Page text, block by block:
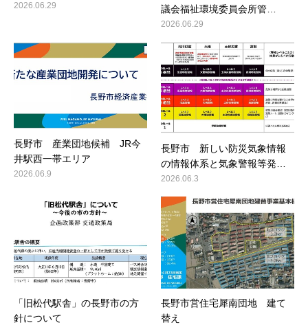
2026.06.29
議会福祉環境委員会所管…
2026.06.29
長野市 産業団地候補 JR今
井駅西一帯エリア
2026.06.9
長野市 新しい防災気象情報
の情報体系と気象警報等発…
2026.06.3
「旧松代駅舎」の長野市の方
針について
長野市営住宅犀南団地 建て
替え